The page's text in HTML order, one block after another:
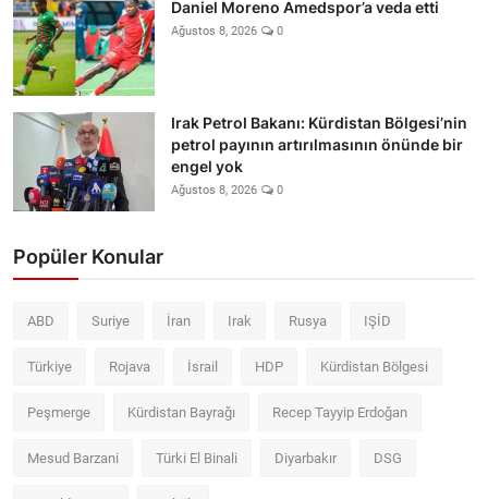
Daniel Moreno Amedspor’a veda etti
Ağustos 8, 2026 0
Irak Petrol Bakanı: Kürdistan Bölgesi’nin
petrol payının artırılmasının önünde bir
engel yok
Ağustos 8, 2026 0
Popüler Konular
ABD Suriye İran Irak Rusya IŞİD
Türkiye Rojava İsrail HDP Kürdistan Bölgesi
Peşmerge Kürdistan Bayrağı Recep Tayyip Erdoğan
Mesud Barzani Türki El Binali Diyarbakır DSG